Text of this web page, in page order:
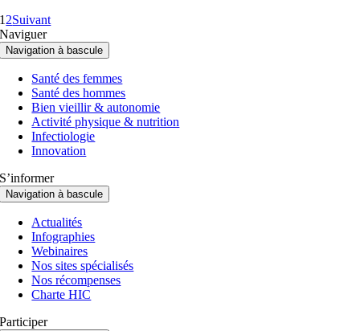
1 2Suivant
Naviguer
Navigation à bascule
Santé des femmes
Santé des hommes
Bien vieillir & autonomie
Activité physique & nutrition
Infectiologie
Innovation
S’informer
Navigation à bascule
Actualités
Infographies
Webinaires
Nos sites spécialisés
Nos récompenses
Charte HIC
Participer